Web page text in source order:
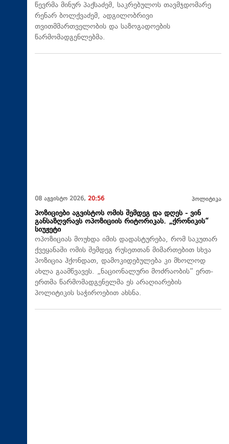
წევრმა მინურ პაქსაძემ, საკრებულოს თავმჯდომარე
რენარ ბოლქვაძემ, ადგილობრივი
თვითმმართველობის და საზოგადოების
წარმომადგენლებმა.
08 აგვისტო 2026, 20:56 პოლიტიკა
პოზიციები აგვისტოს ომის შემდეგ და დღეს - ვინ
განსაზღვრავს ოპოზიციის რიტორიკას. „ქრონიკის“
სიუჟეტი
ოპოზიციას მოუხდა იმის დადასტურება, რომ საკუთარ
ქვეყანაში ომის შემდეგ რუსეთთან მიმართებით სხვა
პოზიცია ჰქონდათ, დამოკიდებულება კი მხოლოდ
ახლა გაამწვავეს. „ნაციონალური მოძრაობის“ ერთ-
ერთმა წარმომადგენელმა ეს არაღიარების
პოლიტიკის საჭიროებით ახსნა.